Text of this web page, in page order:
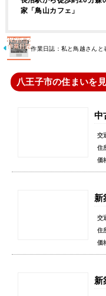
家「鳥山カフェ」
作業日誌：私と鳥越さんと
八王子市の住まいを
交
住
価
新
交
住
価
新